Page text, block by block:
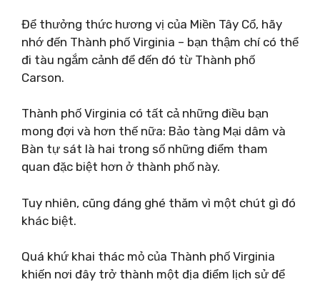
Để thưởng thức hương vị của Miền Tây Cổ, hãy
nhớ đến Thành phố Virginia – bạn thậm chí có thể
đi tàu ngắm cảnh để đến đó từ Thành phố
Carson.
Thành phố Virginia có tất cả những điều bạn
mong đợi và hơn thế nữa: Bảo tàng Mại dâm và
Bàn tự sát là hai trong số những điểm tham
quan đặc biệt hơn ở thành phố này.
Tuy nhiên, cũng đáng ghé thăm vì một chút gì đó
khác biệt.
Quá khứ khai thác mỏ của Thành phố Virginia
khiến nơi đây trở thành một địa điểm lịch sử để